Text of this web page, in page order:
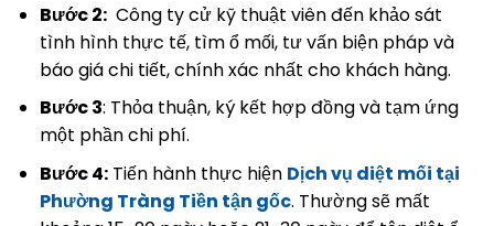
Bước 2:Công ty cử kỹ thuật viên đến khảo sát
tình hình thực tế, tìm ổ mối, tư vấn biện pháp và
báo giá chi tiết, chính xác nhất cho khách hàng.
Bước 3: Thỏa thuận, ký kết hợp đồng và tạm ứng
một phần chi phí.
Bước 4:Tiến hành thực hiện Dịch vụ diệt mối tại
Phường Tràng Tiền tận gốc. Thường sẽ mất